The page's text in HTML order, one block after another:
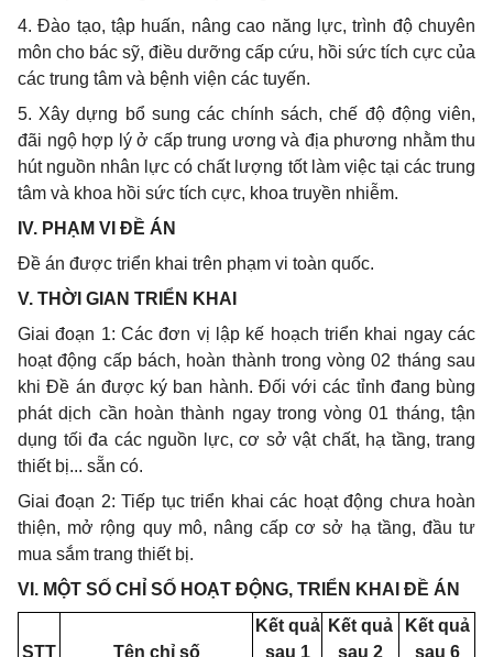
4. Đào tạo, tập huấn, nâng cao năng lực, trình độ chuyên
môn cho bác sỹ, điều dưỡng cấp cứu, hồi sức tích cực của
các trung tâm và bệnh viện các tuyến.
5. Xây dựng bổ sung các chính sách, chế độ động viên,
đãi ngộ hợp lý ở cấp trung ương và địa phương nhằm thu
hút nguồn nhân lực có chất lượng tốt làm việc tại các trung
tâm và khoa hồi sức tích cực, khoa truyền nhiễm.
V. PHẠM VI ĐỀ ÁN
Đề án được triển khai trên phạm vi toàn quốc.
V. THỜI GIAN TRIỂN KHAI
Giai đoạn 1: Các đơn vị lập kế hoạch triển khai ngay các
hoạt động cấp bách, hoàn thành trong vòng 02 tháng sau
khi Đề án được ký ban hành. Đối với các tỉnh đang bùng
phát dịch cần hoàn thành ngay trong vòng 01 tháng, tận
dụng tối đa các nguồn lực, cơ sở vật chất, hạ tầng, trang
thiết bị... sẵn có.
Giai đoạn 2: Tiếp tục triển khai các hoạt động chưa hoàn
thiện, mở rộng quy mô, nâng cấp cơ sở hạ tầng, đầu tư
mua sắm trang thiết bị.
VI. MỘT SỐ CHỈ SỐ HOẠT ĐỘNG, TRIỂN KHAI ĐỀ ÁN
STT Tên chỉ số
Kết quả
sau 1
Kết quả
sau 2
Kết quả
sau 6